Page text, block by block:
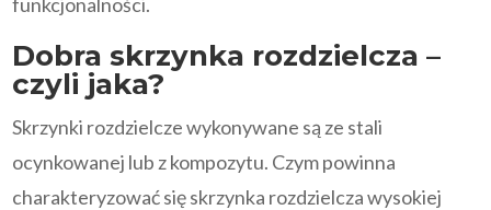
Dobra skrzynka rozdzielcza –
czyli jaka?
Skrzynki rozdzielcze wykonywane są ze stali
ocynkowanej lub z kompozytu. Czym powinna
charakteryzować się skrzynka rozdzielcza wysokiej